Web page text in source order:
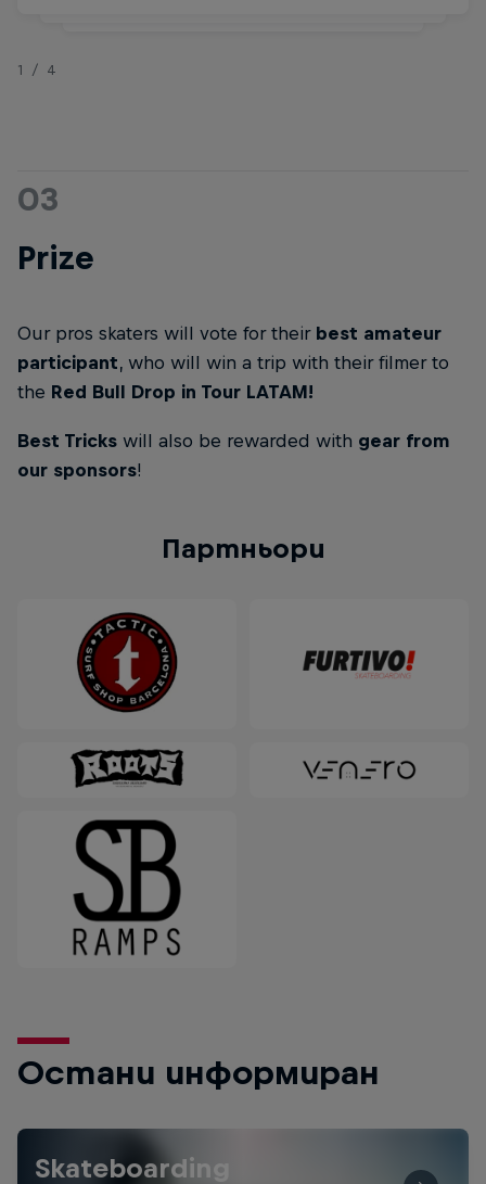
1/4
03
Prize
Our pros skaters will vote for their best amateur
participant, who will win a trip with their filmer to
the Red Bull Drop in Tour LATAM!
Best Tricks will also be rewarded with gear from
our sponsors!
Партньори
Остани информиран
Skateboarding